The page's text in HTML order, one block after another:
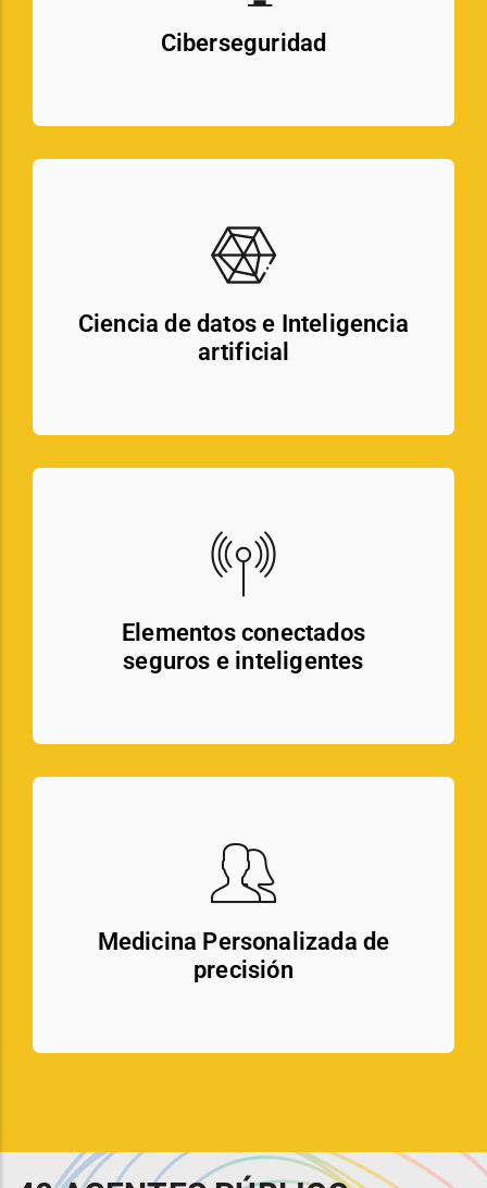
Ciberseguridad
Ciencia de datos e Inteligencia
artificial
Elementos conectados
seguros e inteligentes
Medicina Personalizada de
precisión